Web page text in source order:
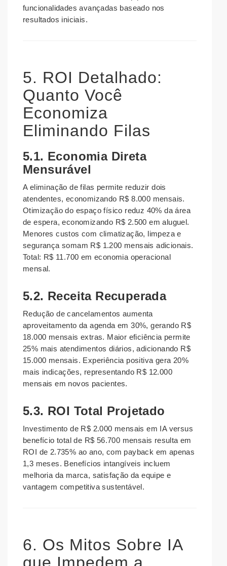
funcionalidades avançadas baseado nos
resultados iniciais.
5. ROI Detalhado:
Quanto Você
Economiza
Eliminando Filas
5.1. Economia Direta
Mensurável
A eliminação de filas permite reduzir dois
atendentes, economizando R$ 8.000 mensais.
Otimização do espaço físico reduz 40% da área
de espera, economizando R$ 2.500 em aluguel.
Menores custos com climatização, limpeza e
segurança somam R$ 1.200 mensais adicionais.
Total: R$ 11.700 em economia operacional
mensal.
5.2. Receita Recuperada
Redução de cancelamentos aumenta
aproveitamento da agenda em 30%, gerando R$
18.000 mensais extras. Maior eficiência permite
25% mais atendimentos diários, adicionando R$
15.000 mensais. Experiência positiva gera 20%
mais indicações, representando R$ 12.000
mensais em novos pacientes.
5.3. ROI Total Projetado
Investimento de R$ 2.000 mensais em IA versus
benefício total de R$ 56.700 mensais resulta em
ROI de 2.735% ao ano, com payback em apenas
1,3 meses. Benefícios intangíveis incluem
melhoria da marca, satisfação da equipe e
vantagem competitiva sustentável.
6. Os Mitos Sobre IA